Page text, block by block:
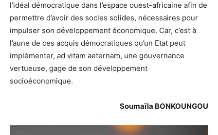
l’idéal démocratique dans l’espace ouest-africaine afin de
permettre d’avoir des socles solides, nécessaires pour
impulser son développement économique. Car, c’est à
l’aune de ces acquis démocratiques qu’un Etat peut
implémenter, ad vitam aeternam, une gouvernance
vertueuse, gage de son développement
socioéconomique.
Soumaïla BONKOUNGOU
Lecteur